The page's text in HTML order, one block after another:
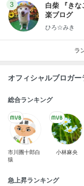
3
白柴 『きな
楽ブログ
ひろ☆みき
ラ
オフィシャルブロガー
総合ランキング
市川團十郎白
猿
小林麻央
急上昇ランキング